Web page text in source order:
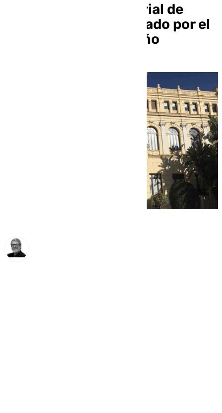
El nuevo Plan Territorial de
Emergencia es aprobado por el
consistorio malagueño